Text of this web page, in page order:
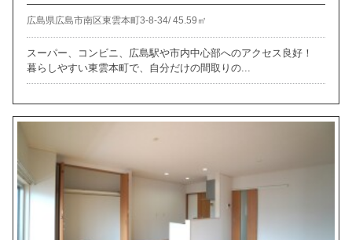
広島県広島市南区東雲本町3-8-34/45.59㎡
スーパー、コンビニ、広島駅や市内中心部へのアクセス良好！
暮らしやすい東雲本町で、自分だけの間取りの...